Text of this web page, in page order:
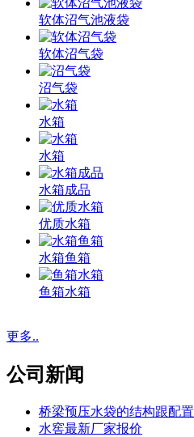
软体沼气池液袋
软体沼气袋
沼气袋
水箱
水箱
水箱成品
优质水箱
水箱鱼箱
鱼箱水箱
更多..
公司新闻
桥梁预压水袋的结构跟配置
水窖最新厂家报价